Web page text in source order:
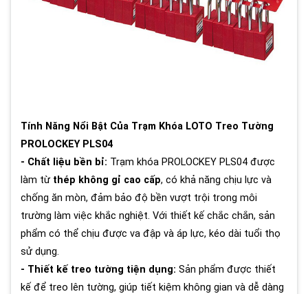
Tính Năng Nổi Bật Của Trạm Khóa LOTO Treo Tường
PROLOCKEY PLS04
- Chất liệu bền bỉ: Trạm khóa PROLOCKEY PLS04 được
làm từ thép không gỉ cao cấp, có khả năng chịu lực và
chống ăn mòn, đảm bảo độ bền vượt trội trong môi
trường làm việc khắc nghiệt. Với thiết kế chắc chắn, sản
phẩm có thể chịu được va đập và áp lực, kéo dài tuổi thọ
sử dụng.
- Thiết kế treo tường tiện dụng: Sản phẩm được thiết
kế để treo lên tường, giúp tiết kiệm không gian và dễ dàng